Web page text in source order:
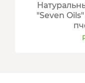
"Seven